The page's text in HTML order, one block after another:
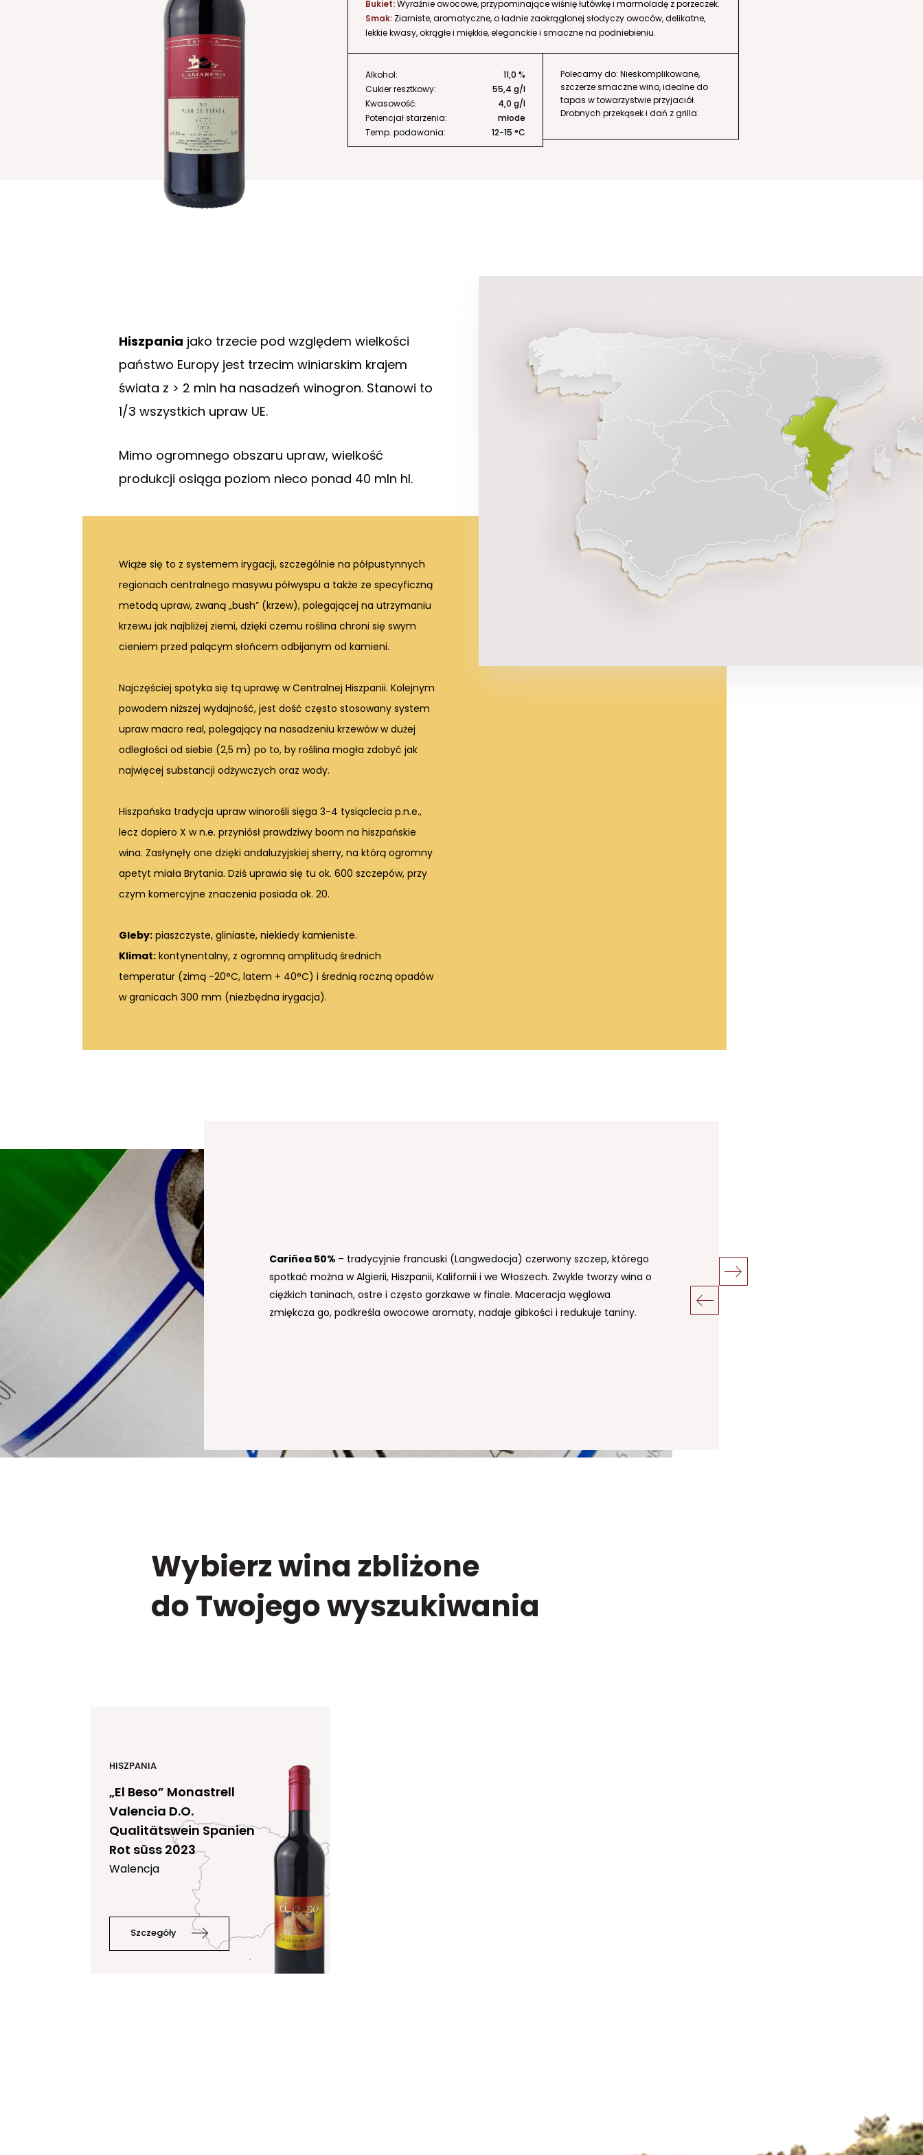
Bukiet:Wyraźnie owocowe, przypominające wiśnię łutówkę i marmoladę z porzeczek.
Smak:Ziarniste, aromatyczne, o ładnie zaokrąglonej słodyczy owoców, delikatne,
lekkie kwasy, okrągłe i miękkie, eleganckie i smaczne na podniebieniu.
Alkohol:
11,0 %
Cukier resztkowy:
55,4 g/l
Kwasowość:
4,0 g/l
Potencjał starzenia:
młode
Temp. podawania:
12-15 °C
Polecamy do: Nieskomplikowane,
szczerze smaczne wino, idealne do
tapas w towarzystwie przyjaciół.
Drobnych przekąsek i dań z grilla.
Hiszpania jako trzecie pod względem wielkości
państwo Europy jest trzecim winiarskim krajem
świata z > 2 mln ha nasadzeń winogron. Stanowi to
1/3 wszystkich upraw UE.
Mimo ogromnego obszaru upraw, wielkość
produkcji osiąga poziom nieco ponad 40 mln hl.
Wiąże się to z systemem irygacji, szczególnie na półpustynnych
regionach centralnego masywu półwyspu a także ze specyficzną
metodą upraw, zwaną „bush” (krzew), polegającej na utrzymaniu
krzewu jak najbliżej ziemi, dzięki czemu roślina chroni się swym
cieniem przed palącym słońcem odbijanym od kamieni.
Najczęściej spotyka się tą uprawę w Centralnej Hiszpanii. Kolejnym
powodem niższej wydajność, jest dość często stosowany system
upraw macro real, polegający na nasadzeniu krzewów w dużej
odległości od siebie (2,5 m) po to, by roślina mogła zdobyć jak
najwięcej substancji odżywczych oraz wody.
Hiszpańska tradycja upraw winorośli sięga 3-4 tysiąclecia p.n.e.,
lecz dopiero X w n.e. przyniósł prawdziwy boom na hiszpańskie
wina. Zasłynęły one dzięki andaluzyjskiej sherry, na którą ogromny
apetyt miała Brytania. Dziś uprawia się tu ok. 600 szczepów, przy
czym komercyjne znaczenia posiada ok. 20.
Gleby: piaszczyste, gliniaste, niekiedy kamieniste.
Klimat: kontynentalny, z ogromną amplitudą średnich
temperatur (zimą -20°C, latem + 40°C) i średnią roczną opadów
w granicach 300 mm (niezbędna irygacja).
Cariñea 50% – tradycyjnie francuski (Langwedocja) czerwony szczep, którego
spotkać można w Algierii, Hiszpanii, Kalifornii i we Włoszech. Zwykle tworzy wina o
ciężkich taninach, ostre i często gorzkawe w finale. Maceracja węglowa
zmiękcza go, podkreśla owocowe aromaty, nadaje gibkości i redukuje taniny.
na świecie. Pochodzi z Hiszpanii. Krzewy charakteryzują się bardzo mocnym
drewnem i wysoką wytrzymałością na susze. Wina z grenache mają wysoką
koncentrację owocowych aromatów, tanin i kwasów. Typowymi dla odmiany są
aromaty czarnej porzeczki, jeżyny, wiśni, truskawek, rodzynek, pieprzu i lukrecji.
Wybierz wina zbliżone
do Twojego wyszukiwania
HISZPANIA
„El Beso” Monastrell
Valencia D.O.
Qualitätswein Spanien
Rot süss 2023
Walencja
Szczegóły